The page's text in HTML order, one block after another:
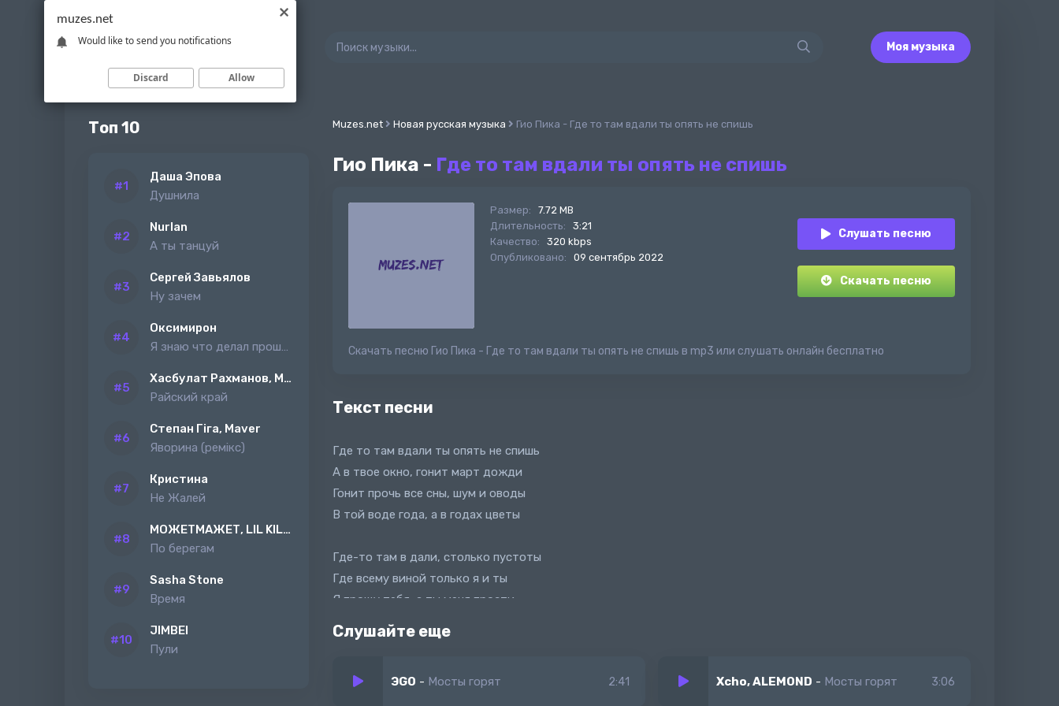
Моя музыка
Топ 10
Даша Эпова
Душнила
Nurlan
А ты танцуй
Сергей Завьялов
Ну зачем
Оксимирон
Я знаю что делал прошлым летом
Хасбулат Рахманов, MAGAS
Райский край
Степан Гіга, Maver
Яворина (ремiкс)
Кристина
Не Жалей
МОЖЕТМАЖЕТ, LIL KILAH
По берегам
Sasha Stone
Время
JIMBEI
Пули
Muzes.net Новая русская музыка Гио Пика - Где то там вдали ты опять не спишь
Гио Пика - Где то там вдали ты опять не спишь
Размер:
7.72 MB
Длительность:
3:21
Качество:
320 kbps
Опубликовано:
09 сентябрь 2022
Слушать песню
Скачать песню
Скачать песню Гио Пика - Где то там вдали ты опять не спишь в mp3 или слушать онлайн бесплатно
Текст песни
Где то там вдали ты опять не спишь
А в твое окно, гонит март дожди
Гонит прочь все сны, шум и оводы
В той воде года, а в годах цветы
Где-то там в дали, столько пустоты
Где всему виной только я и ты
Я прощу тебя, а ты меня прости
Пусть горят мосты, пусть горят мосты
Слушайте еще
ЭGO - Мосты горят 2:41 Xcho, ALEMOND - Мосты горят 3:06
muzes.net
Would like to send you notifications
Discard Allow